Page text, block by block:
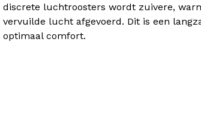
discrete luchtroosters wordt zuivere,
vervuilde lucht afgevoerd. Dit is een
optimaal comfort.